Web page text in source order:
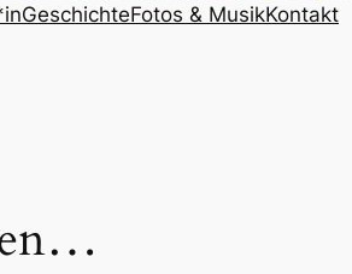
GeschichteFotos & MusikKontakt